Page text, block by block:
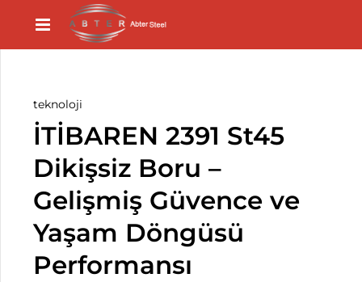
teknoloji
İTİBAREN 2391 St45
Dikişsiz Boru –
Gelişmiş Güvence ve
Yaşam Döngüsü
Performansı